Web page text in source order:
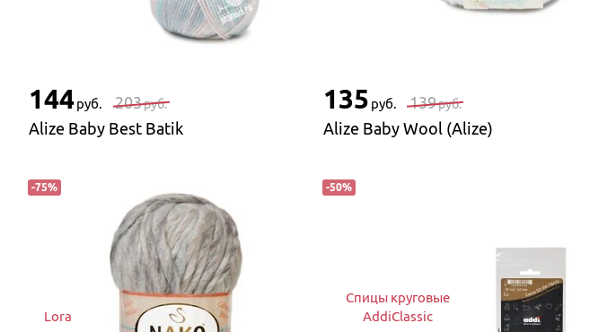
144руб. 203руб.
Alize Baby Best Batik
135 руб. 139руб.
Alize Baby Wool (Alize)
-75%
Lora
-50%
Спицы круговые
AddiClassic